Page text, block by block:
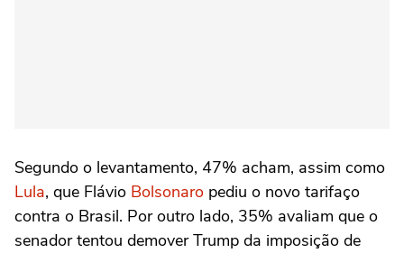
Segundo o levantamento, 47% acham, assim como
Lula, que Flávio Bolsonaro pediu o novo tarifaço
contra o Brasil. Por outro lado, 35% avaliam que o
senador tentou demover Trump da imposição de